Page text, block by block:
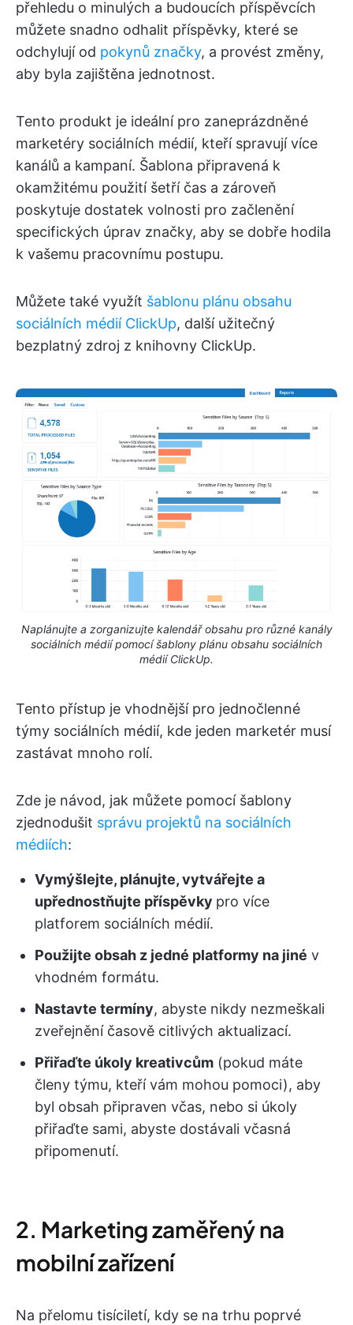
přehledu o minulých a budoucích příspěvcích
můžete snadno odhalit příspěvky, které se
odchylují od pokynů značky, a provést změny,
aby byla zajištěna jednotnost.
Tento produkt je ideální pro zaneprázdněné
marketéry sociálních médií, kteří spravují více
kanálů a kampaní. Šablona připravená k
okamžitému použití šetří čas a zároveň
poskytuje dostatek volnosti pro začlenění
specifických úprav značky, aby se dobře hodila
k vašemu pracovnímu postupu.
Můžete také využít šablonu plánu obsahu
sociálních médií ClickUp, další užitečný
bezplatný zdroj z knihovny ClickUp.
Naplánujte a zorganizujte kalendář obsahu pro různé kanály
sociálních médií pomocí šablony plánu obsahu sociálních
médií ClickUp.
Tento přístup je vhodnější pro jednočlenné
týmy sociálních médií, kde jeden marketér musí
zastávat mnoho rolí.
Zde je návod, jak můžete pomocí šablony
zjednodušit správu projektů na sociálních
médiích:
Vymýšlejte, plánujte, vytvářejte a
upřednostňujte příspěvky pro více
platforem sociálních médií.
Použijte obsah z jedné platformy na jiné v
vhodném formátu.
Nastavte termíny, abyste nikdy nezmeškali
zveřejnění časově citlivých aktualizací.
Přiřaďte úkoly kreativcům (pokud máte
členy týmu, kteří vám mohou pomoci), aby
byl obsah připraven včas, nebo si úkoly
přiřaďte sami, abyste dostávali včasná
připomenutí.
2. Marketing zaměřený na
mobilní zařízení
Na přelomu tisíciletí, kdy se na trhu poprvé